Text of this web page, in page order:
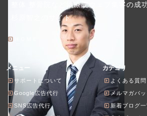
整体 整骨院など治療院ウェブ集客の成
杉原智之のサイト
メニュー
サポートについて
Google広告代行
SNS広告代行
カテゴリ
よくある質問
メルマガバ
新着ブログ一